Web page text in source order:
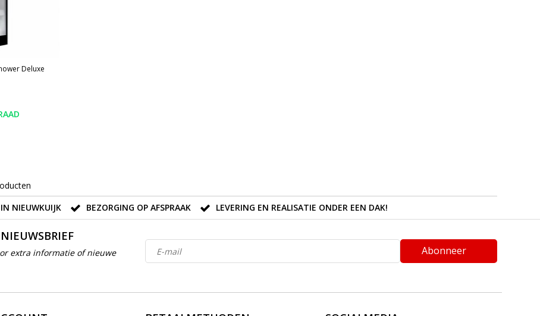
Deluxe
NIEUWKUIJK
BEZORGING OP AFSPRAAK LEVERING EN REALISATIE ONDER EEN DAK!
extra informatie of nieuwe
Abonneer